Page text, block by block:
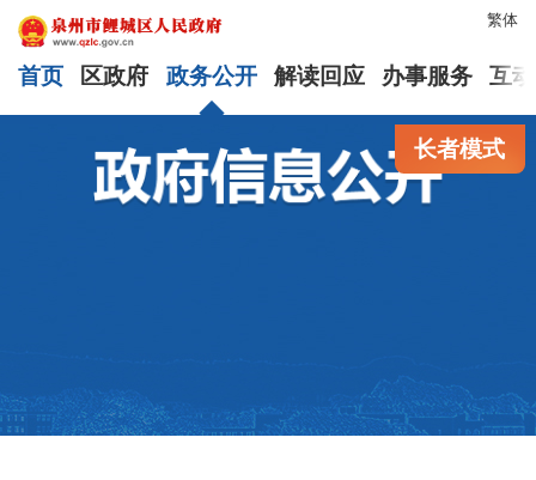
繁体
首页 区政府 政务公开 解读回应 办事服务 互
长者模式